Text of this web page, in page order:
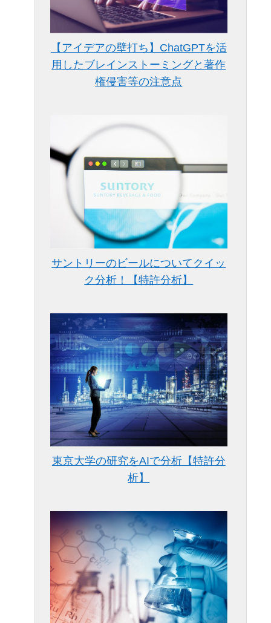
【アイデアの壁打ち】ChatGPTを活
用したブレインストーミングと著作
権侵害等の注意点
サントリーのビールについてクイッ
ク分析！【特許分析】
東京大学の研究をAIで分析【特許分
析】